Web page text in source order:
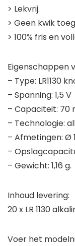
> Lekvrij.
> Geen kwik
> 100% fris en
Eigenschappen
– Type: LR1130
– Spanning: 1,5 V
– Capaciteit: 70
– Technologie:
– Afmetingen: Ø
–
– Gewicht: 1,16 g.
Inhoud levering:
20 x LR 1130
Voer het